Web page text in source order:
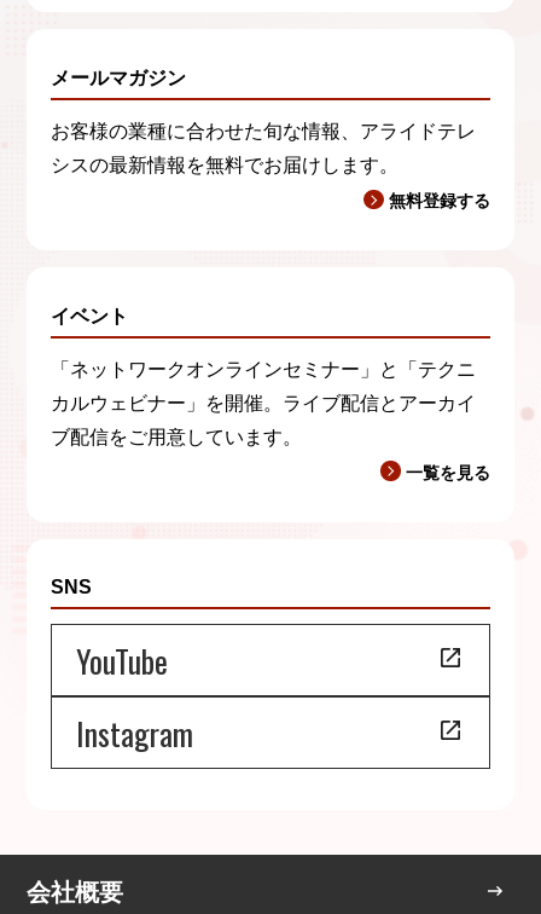
メールマガジン
お客様の業種に合わせた旬な情報、アライドテレ
シスの最新情報を無料でお届けします。
無料登録する
イベント
「ネットワークオンラインセミナー」と「テクニ
カルウェビナー」を開催。ライブ配信とアーカイ
ブ配信をご用意しています。
一覧を見る
SNS
YouTube
Instagram
会社概要